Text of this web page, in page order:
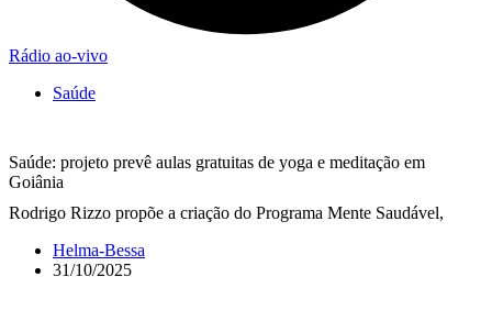
Rádio ao-vivo
Saúde
Saúde: projeto prevê aulas gratuitas de yoga e meditação em
Goiânia
Rodrigo Rizzo propõe a criação do Programa Mente Saudável,
Helma-Bessa
31/10/2025